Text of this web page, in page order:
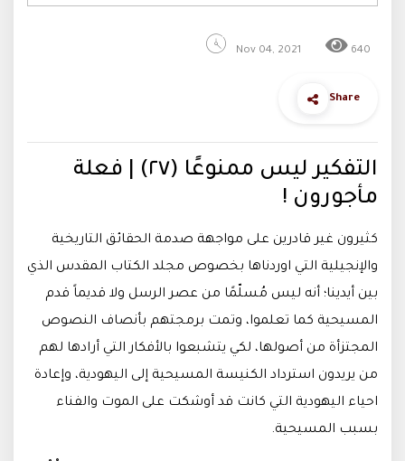
Nov 04, 2021 640
Share
التفكير ليس ممنوعًا (٢٧) | فعلة
مأجورون !
كثيرون غير قادرين على مواجهة صدمة الحقائق التاريخية
والإنجيلية التي اوردناها بخصوص مجلد الكتاب المقدس الذي
بين أيدينا؛ أنه ليس مُسلّمًا من عصر الرسل ولا قديماً قدم
المسيحية كما تعلموا، وتمت برمجتهم بأنصاف النصوص
المجتزأة من أصولها، لكي يتشبعوا بالأفكار التي أرادها لهم
من يريدون استرداد الكنيسة المسيحية إلى اليهودية، وإعادة
احياء اليهودية التي كانت قد أوشكت على الموت والفناء
بسبب المسيحية.